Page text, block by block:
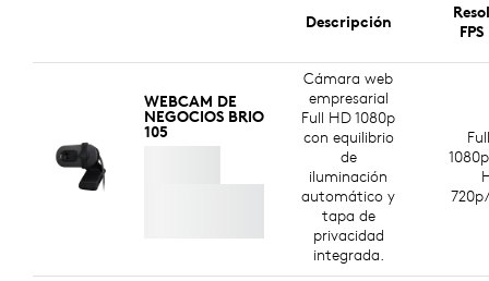
Descripción
WEBCAM DE
NEGOCIOS BRIO
105
Cámara web
empresarial
Full HD 1080p
con equilibrio
de
iluminación
automático y
tapa de
privacidad
integrada.